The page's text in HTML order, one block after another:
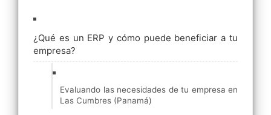
¿Qué es un ERP y cómo puede beneficiar a tu
empresa?
Evaluando las necesidades de tu empresa en
Las Cumbres (Panamá)